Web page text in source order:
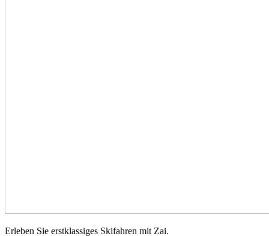
Erleben Sie erstklassiges Skifahren mit Zai.